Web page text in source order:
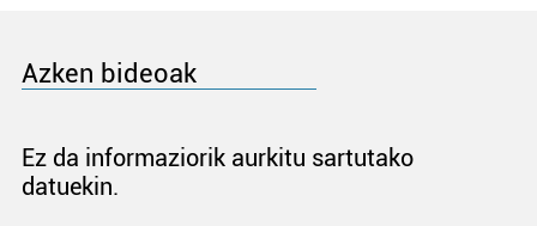
Azken bideoak
Ez da informaziorik aurkitu sartutako
datuekin.